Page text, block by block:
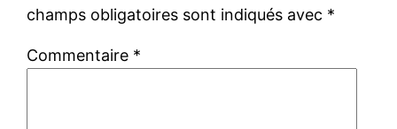
champs obligatoires sont indiqués avec *
Commentaire *